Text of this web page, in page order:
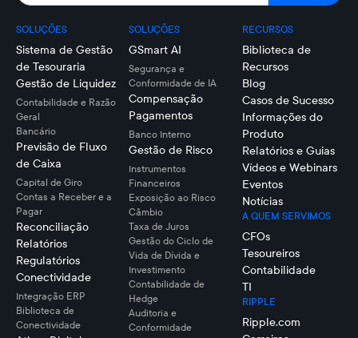
SOLUÇÕES
Sistema de Gestão
de Tesouraria
Gestão de Liquidez
Contabilidade e Razão
Geral
Bancário
Previsão de Fluxo
de Caixa
Capital de Giro
Contas a Receber e a
Pagar
Reconciliação
Relatórios
Regulatórios
Conectividade
Integração ERP
Biblioteca de
Conectividade
SOLUÇÕES
GSmart AI
Segurança e
Conformidade de IA
Compensação
Pagamentos
Banco Interno
Gestão de Risco
Instrumentos
Financeiros
Exposição ao Risco
Câmbio
Taxa de Juros
Gestão do Ciclo de
Vida de Dívida e
Investimento
Contabilidade de
Hedge
Auditoria e
Conformidade
RECURSOS
Biblioteca de
Recursos
Blog
Casos de Sucesso
Informações do
Produto
Relatórios e Guias
Vídeos e Webinars
Eventos
Notícias
A QUEM SERVIMOS
CFOs
Tesoureiros
Contabilidade
TI
RIPPLE
Ripple.com